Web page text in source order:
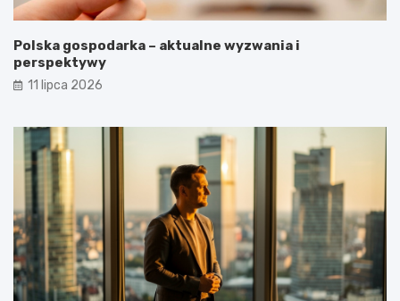
Polska gospodarka – aktualne wyzwania i
perspektywy
11 lipca 2026